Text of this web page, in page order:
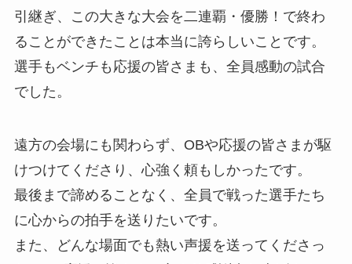
引継ぎ、この大きな大会を二連覇・優勝！で終わ
ることができたことは本当に誇らしいことです。
選手もベンチも応援の皆さまも、全員感動の試合
でした。
遠方の会場にも関わらず、OBや応援の皆さまが駆
けつけてくださり、心強く頼もしかったです。
最後まで諦めることなく、全員で戦った選手たち
に心からの拍手を送りたいです。
また、どんな場面でも熱い声援を送ってくださっ